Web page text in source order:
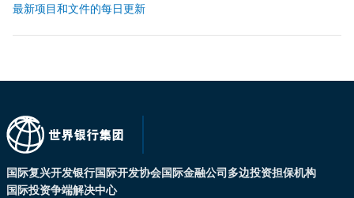
最新项目和文件的每日更新
国际复兴开发银行国际开发协会国际金融公司多边投资担保机构
国际投资争端解决中心